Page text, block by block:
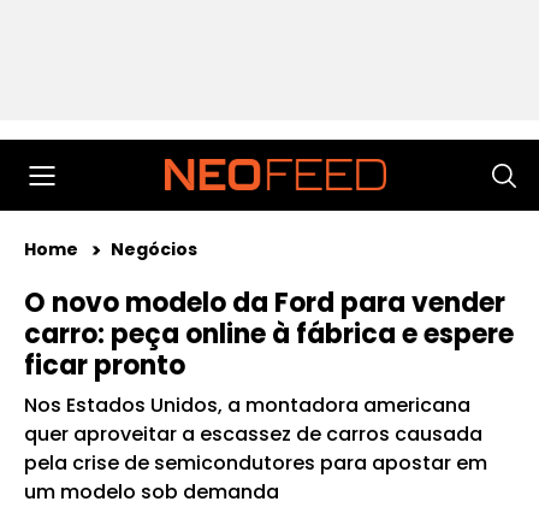
Home Negócios
O novo modelo da Ford para vender
carro: peça online à fábrica e espere
ficar pronto
Nos Estados Unidos, a montadora americana
quer aproveitar a escassez de carros causada
pela crise de semicondutores para apostar em
um modelo sob demanda